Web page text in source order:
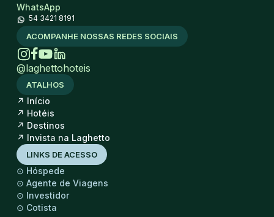
WhatsApp
54 3421 8191
ACOMPANHE NOSSAS REDES SOCIAIS
@laghettohoteis
ATALHOS
↗ Início
↗ Hotéis
↗ Destinos
↗ Invista na Laghetto
LINKS DE ACESSO
⊙ Hóspede
⊙ Agente de Viagens
⊙ Investidor
⊙ Cotista